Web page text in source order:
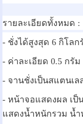
รายละเอียดทั้งหมด :
- ชั่งได้สูงสุด 6 กิโลก
- ค่าละเอียด 0.5 กรัม
- จานชั่งเป็นสแตนเล
- หน้าจอแสดงผล เป็
แสดงน้ำหนักรวม น้